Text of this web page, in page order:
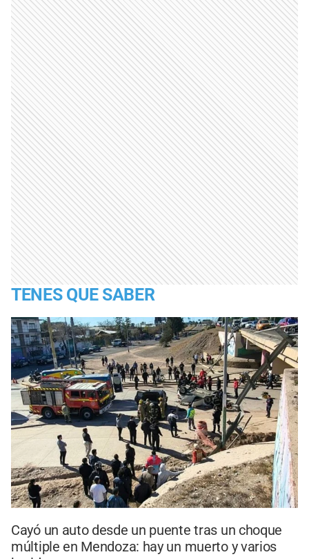
TENES QUE SABER
Cayó un auto desde un puente tras un choque
múltiple en Mendoza: hay un muerto y varios